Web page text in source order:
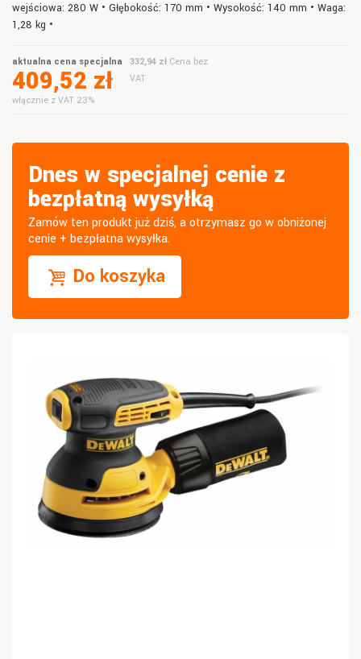
wejściowa: 280 W • Głębokość: 170 mm • Wysokość: 140 mm • Waga:
1,28 kg •
aktualna cena specjalna
409,52 zł
włącznie z VAT 23%
332,94 złCena bez
VAT
Dnes w specjalnej cenie z
bezpłatną wysyłką
Zamów ten produkt już dziś, a otrzymasz go w obniżonej
cenie + bezpłatna wysyłka.
Do koszyka